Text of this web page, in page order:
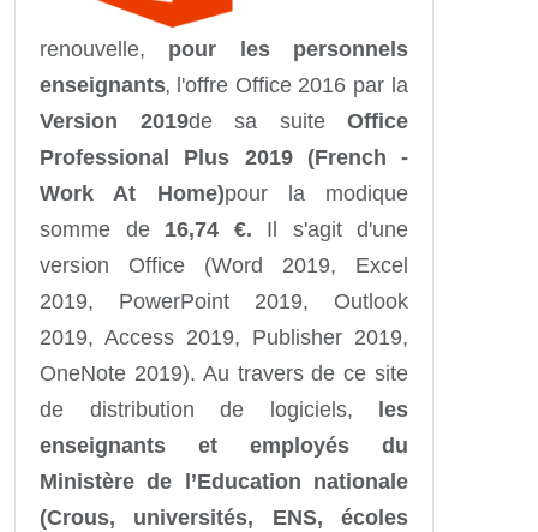
renouvelle, pour les personnels
enseignants,
l'offre Office 2016 par la
Version 2019de sa suite Office
Professional Plus 2019 (French -
Work At Home)pour la modique
somme de 16,74 €. Il s'agit d'une
version Office (Word 2019, Excel
2019, PowerPoint 2019, Outlook
2019, Access 2019, Publisher 2019,
OneNote 2019). Au travers de ce site
de distribution de logiciels,
les
enseignants et employés du
Ministère de l’Education nationale
(Crous, universités, ENS, écoles